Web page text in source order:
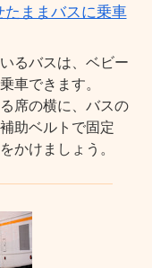
ままバスに乗車
るバスは、ベビー
車できます。
席の横に、バスの
助ベルトで固定
かけましょう。